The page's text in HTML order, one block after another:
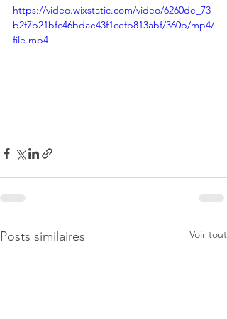
https://video.wixstatic.com/video/6260de_73
b2f7b21bfc46bdae43f1cefb813abf/360p/mp4/
file.mp4
Posts similaires Voir tout